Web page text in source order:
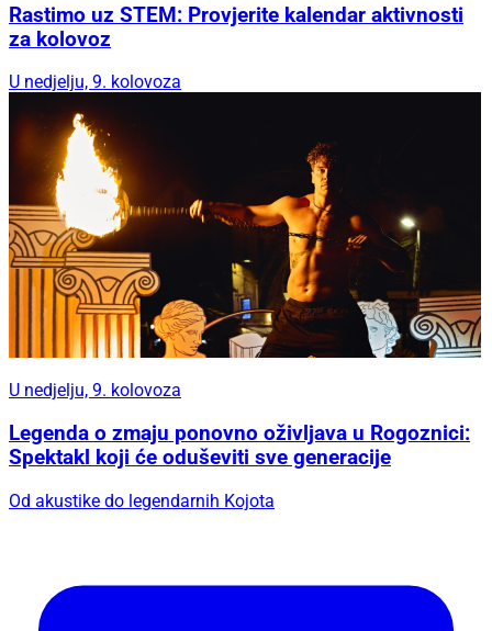
Rastimo uz STEM: Provjerite kalendar aktivnosti
za kolovoz
U nedjelju, 9. kolovoza
U nedjelju, 9. kolovoza
Legenda o zmaju ponovno oživljava u Rogoznici:
Spektakl koji će oduševiti sve generacije
Od akustike do legendarnih Kojota